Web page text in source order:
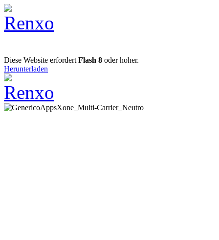
Diese Website erfordert Flash 8 oder hoher.
Herunterladen